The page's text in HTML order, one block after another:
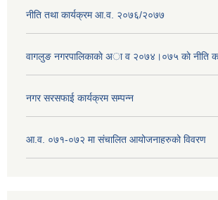
नीति तथा कार्यक्रम आ.व. २०७६/२०७७
वागलुङ नगरपालिकाकाे अा‍ व २०७४।०७५ काे नीति
नगर सरसफाई कार्यक्रम सम्पन्न
आ.व. ०७१-०७२ मा संचालित आयोजनाहरुको विवरण